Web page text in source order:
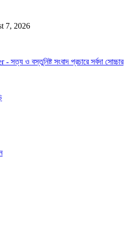
7, 2026
সত্য ও বস্তুনিষ্ট সংবাদ প্রচারে সর্বদা সোচ্চার